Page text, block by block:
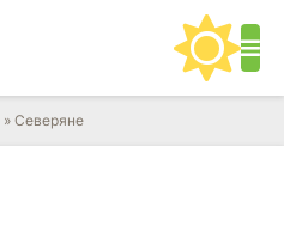
» Северяне